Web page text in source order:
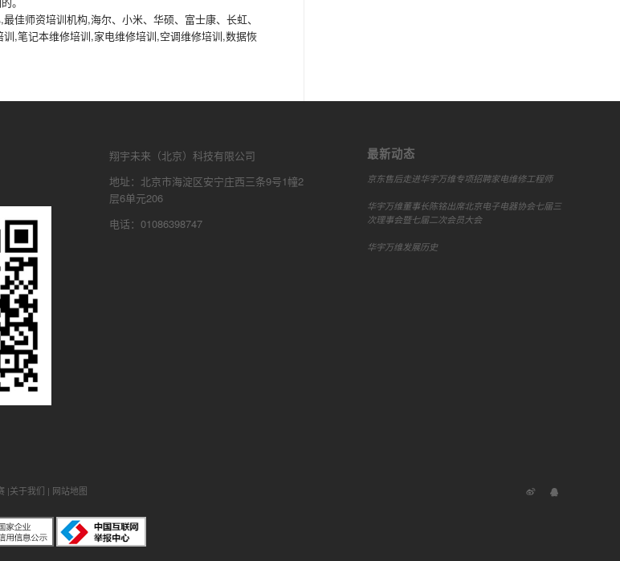
佳师资培训机构,海尔、小米、华硕、富士康、长虹、
,笔记本维修培训,家电维修培训,空调维修培训,数据恢
翔宇未来（北京）科技有限公司
地址：北京市海淀区安宁庄西三条9号1幢2
层6单元206
电话：01086398747
最新动态
京东售后走进华宇万维专项招聘家电维修工程师
华宇万维董事长陈铭出席北京电子电器协会七届三
次理事会暨七届二次会员大会
华宇万维发展历史
|关于我们 | 网站地图